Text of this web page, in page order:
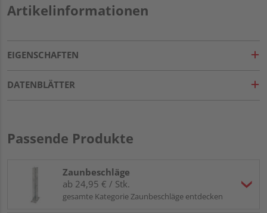
Artikelinformationen
EIGENSCHAFTEN
DATENBLÄTTER
Passende Produkte
Zaunbeschläge
ab 24,95 € / Stk.
gesamte Kategorie Zaunbeschläge entdecken